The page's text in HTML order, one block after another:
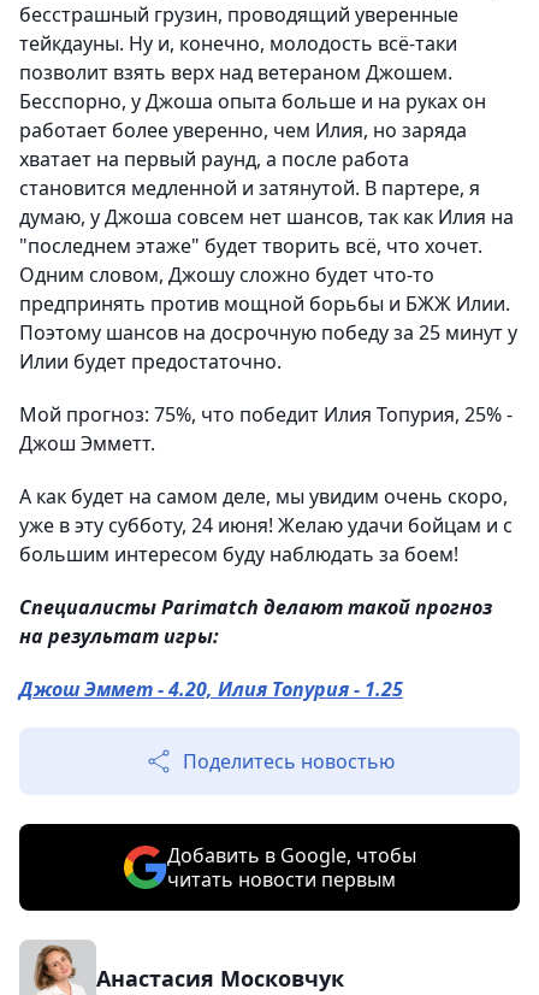
бесстрашный грузин, проводящий уверенные
тейкдауны. Ну и, конечно, молодость всё-таки
позволит взять верх над ветераном Джошем.
Бесспорно, у Джоша опыта больше и на руках он
работает более уверенно, чем Илия, но заряда
хватает на первый раунд, а после работа
становится медленной и затянутой. В партере, я
думаю, у Джоша совсем нет шансов, так как Илия на
"последнем этаже" будет творить всё, что хочет.
Одним словом, Джошу сложно будет что-то
предпринять против мощной борьбы и БЖЖ Илии.
Поэтому шансов на досрочную победу за 25 минут у
Илии будет предостаточно.
Мой прогноз: 75%, что победит Илия Топурия, 25% -
Джош Эмметт.
А как будет на самом деле, мы увидим очень скоро,
уже в эту субботу, 24 июня! Желаю удачи бойцам и с
большим интересом буду наблюдать за боем!
Специалисты Parimatch делают такой прогноз
на результат игры:
Джош Эммет - 4.20, Илия Топурия - 1.25
Поделитесь новостью
Добавить в Google, чтобы
читать новости первым
Анастасия Московчук